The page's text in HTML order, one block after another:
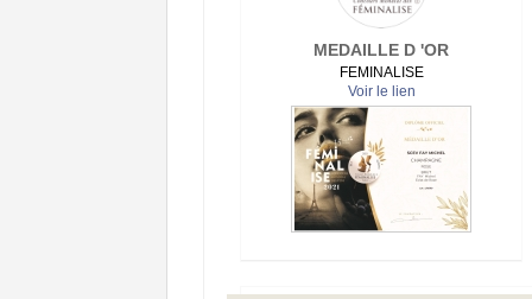
MEDAILLE D 'OR
FEMINALISE
Voir le lien